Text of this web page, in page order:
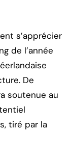
s’apprécier
de l’année
De
soutenue au
tiré par la